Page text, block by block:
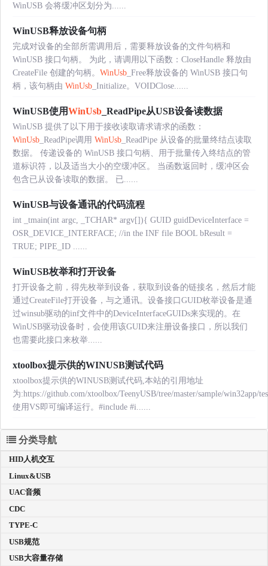
WinUSB 会将缓冲区划分为......
WinUSB释放设备句柄
完成对设备的全部所需调用后，需要释放设备的文件句柄和
WinUSB 接口句柄。 为此，请调用以下函数：CloseHandle 释放由
CreateFile 创建的句柄。 WinUsb _Free释放设备的 WinUSB 接口句
柄，该句柄由 WinUsb _Initialize。VOIDClose......
WinUSB使用WinUsb _ReadPipe从USB设备读数据
WinUSB 提供了以下用于接收读取请求请求的函数：
WinUsb _ReadPipe调用 WinUsb _ReadPipe 从设备的批量终结点读取
数据。 传递设备的 WinUSB 接口句柄、用于批量传入终结点的管
道标识符，以及适当大小的空缓冲区。 当函数返回时，缓冲区会
包含已从设备读取的数据。 已......
WinUSB与设备通讯的代码流程
int _tmain(int argc, _TCHAR* argv[]){ GUID guidDeviceInterface =
OSR_DEVICE_INTERFACE; //in the INF file BOOL bResult =
TRUE; PIPE_ID ......
WinUSB枚举和打开设备
打开设备之前，得先枚举到设备，获取到设备的链接名，然后才能
通过CreateFile打开设备，与之通讯。设备接口GUID枚举设备是通
过winsub驱动的inf文件中的DeviceInterfaceGUIDs来实现的。在
WinUSB驱动设备时，会使用该GUID来注册设备接口，所以我们
也需要此接口来枚举......
xtoolbox提示供的WINUSB测试代码
xtoolbox提示供的WINUSB测试代码,本站的引用地址
为:https://github.com/xtoolbox/TeenyUSB/tree/master/sample/win32app/
使用VS即可编译运行。#include #i......
分类导航
HID人机交互
Linux&USB
UAC音频
CDC
TYPE-C
USB规范
USB大容量存储